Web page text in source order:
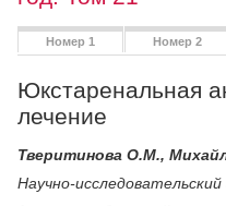
Номер 1 Номер 2
Юкстаренальная
лечение
Тверитинова О.М.,
Научно-